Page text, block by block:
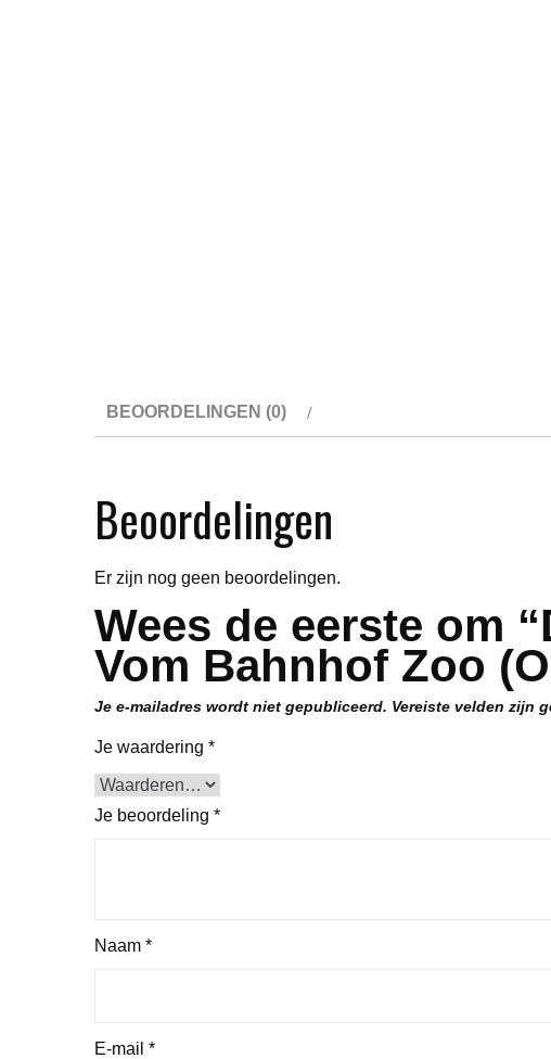
BEOORDELINGEN (0)
Beoordelingen
Er zijn nog geen beoordelingen.
Wees de eerste om
Vom Bahnhof Zoo
Je e-mailadres wordt niet gepubliceerd. Vereiste velden zijn
Je waardering *
Je beoordeling *
Naam *
E-mail *